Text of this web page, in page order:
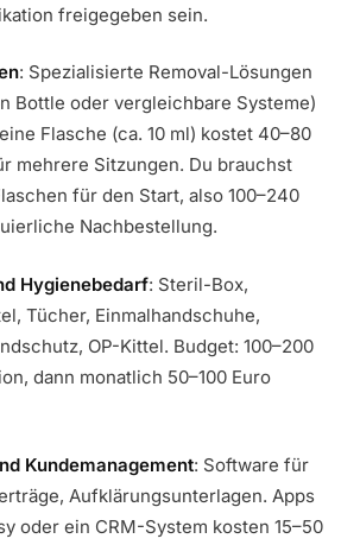
freigegeben sein.
: Spezialisierte Removal-Lösungen
Bottle oder vergleichbare Systeme)
Flasche (ca. 10 ml) kostet 40–80
mehrere Sitzungen. Du brauchst
für den Start, also 100–240
Nachbestellung.
Hygienebedarf: Steril-Box,
Tücher, Einmalhandschuhe,
OP-Kittel. Budget: 100–200
dann monatlich 50–100 Euro
Kundemanagement: Software für
Aufklärungsunterlagen. Apps
oder ein CRM-System kosten 15–50